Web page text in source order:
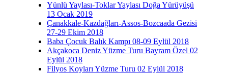
Yünlü Yaylası-Toklar Yaylası Doğa Yürüyüşü
13 Ocak 2019
Çanakkale-Kazdağları-Assos-Bozcaada Gezisi
27-29 Ekim 2018
Baba Çocuk Balık Kampı 08-09 Eylül 2018
Akçakoca Deniz Yüzme Turu Bayram Özel 02
Eylül 2018
Filyos Koyları Yüzme Turu 02 Eylül 2018